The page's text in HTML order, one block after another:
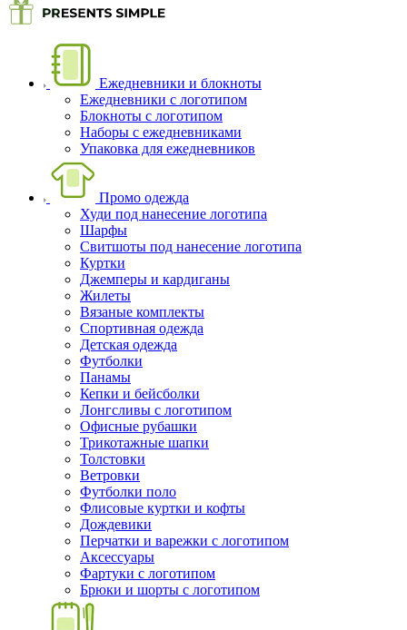
Ежедневники и блокноты
Ежедневники с логотипом
Блокноты с логотипом
Наборы с ежедневниками
Упаковка для ежедневников
Промо одежда
Худи под нанесение логотипа
Шарфы
Свитшоты под нанесение логотипа
Куртки
Джемперы и кардиганы
Жилеты
Вязаные комплекты
Спортивная одежда
Детская одежда
Футболки
Панамы
Кепки и бейсболки
Лонгсливы с логотипом
Офисные рубашки
Трикотажные шапки
Толстовки
Ветровки
Футболки поло
Флисовые куртки и кофты
Дождевики
Перчатки и варежки с логотипом
Аксессуары
Фартуки с логотипом
Брюки и шорты с логотипом